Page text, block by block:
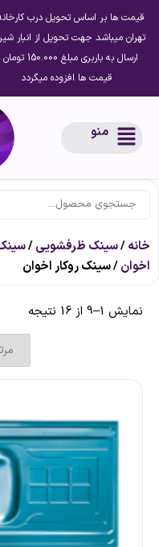
قیمت ها بر اساس تحویل درب
تهران میباشد جهت تحویل از انبار
ارسال به باربری مبلغ
قیمت ها افزوده میگردد
منو
خانه/سینک ظرفشویی/
اخوان/ سینک روکار اخوان
نمایش 1–9 از 16 نتیجه